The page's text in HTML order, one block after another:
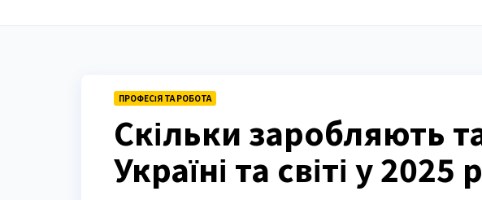
ПРОФЕСІЯ ТА РОБОТА
Скільки заробляють
Україні та світі у 2025